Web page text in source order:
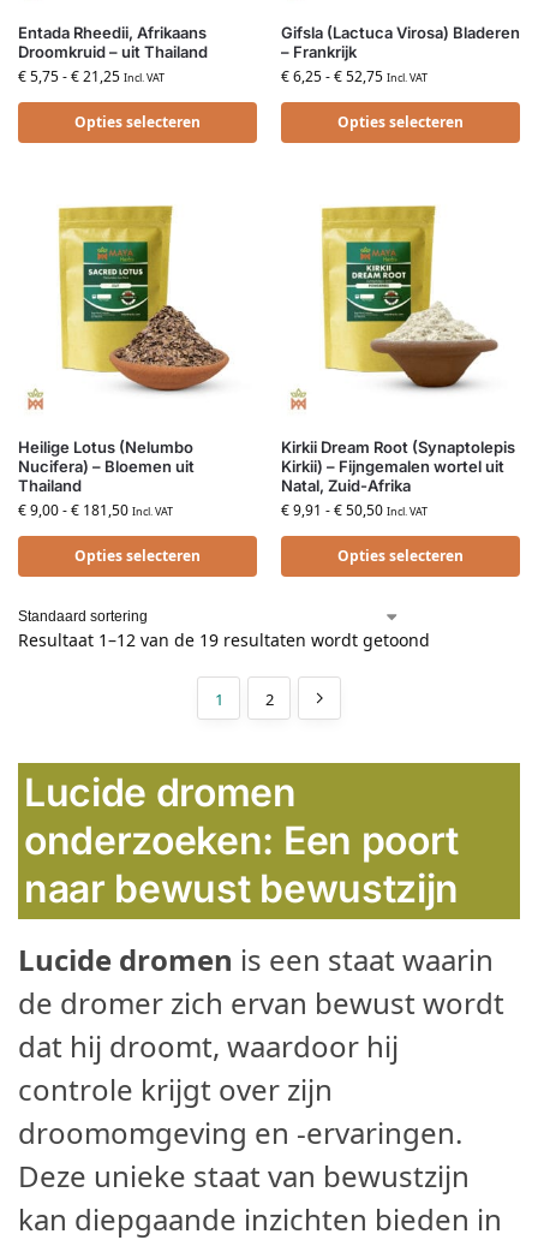
Entada Rheedii, Afrikaans
Droomkruid – uit Thailand
€5,75-€21,25 Incl. VAT
Opties selecteren
Gifsla (Lactuca Virosa) Bladeren
– Frankrijk
€6,25-€52,75 Incl. VAT
Opties selecteren
Heilige Lotus (Nelumbo
Nucifera) – Bloemen uit
Thailand
€9,00-€ 181,50 Incl. VAT
Opties selecteren
Kirkii Dream Root (Synaptolepis
Kirkii) – Fijngemalen wortel uit
Natal, Zuid-Afrika
€9,91 -€50,50 Incl. VAT
Opties selecteren
Resultaat 1–12 van de 19 resultaten wordt getoond
1 2
Lucide dromen
onderzoeken: Een poort
naar bewust bewustzijn
Lucide dromen is een staat waarin
de dromer zich ervan bewust wordt
dat hij droomt, waardoor hij
controle krijgt over zijn
droomomgeving en -ervaringen.
Deze unieke staat van bewustzijn
kan diepgaande inzichten bieden in